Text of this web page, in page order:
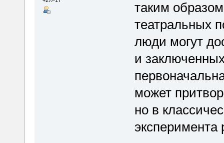
таким
театральных
люди могут
и
может
но в
эксперимента